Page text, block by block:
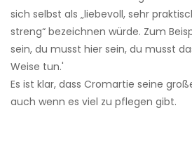
sich selbst als „liebevoll, sehr
streng“ bezeichnen würde. Zum
sein, du musst hier sein, du musst
Weise tun.'
Es ist klar, dass Cromartie seine
auch wenn es viel zu pflegen gibt.